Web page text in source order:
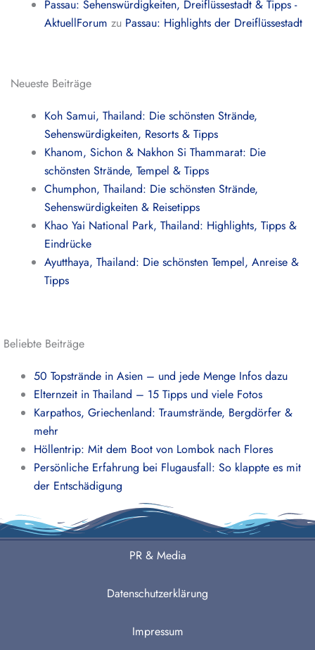
Passau: Sehenswürdigkeiten, Dreiflüssestadt & Tipps -
AktuellForum zu Passau: Highlights der Dreiflüssestadt
Neueste Beiträge
Koh Samui, Thailand: Die schönsten Strände,
Sehenswürdigkeiten, Resorts & Tipps
Khanom, Sichon & Nakhon Si Thammarat: Die
schönsten Strände, Tempel & Tipps
Chumphon, Thailand: Die schönsten Strände,
Sehenswürdigkeiten & Reisetipps
Khao Yai National Park, Thailand: Highlights, Tipps &
Eindrücke
Ayutthaya, Thailand: Die schönsten Tempel, Anreise &
Tipps
Beliebte Beiträge
50 Topstrände in Asien – und jede Menge Infos dazu
Elternzeit in Thailand – 15 Tipps und viele Fotos
Karpathos, Griechenland: Traumstrände, Bergdörfer &
mehr
Höllentrip: Mit dem Boot von Lombok nach Flores
Persönliche Erfahrung bei Flugausfall: So klappte es mit
der Entschädigung
PR & Media
Datenschutzerklärung
Impressum